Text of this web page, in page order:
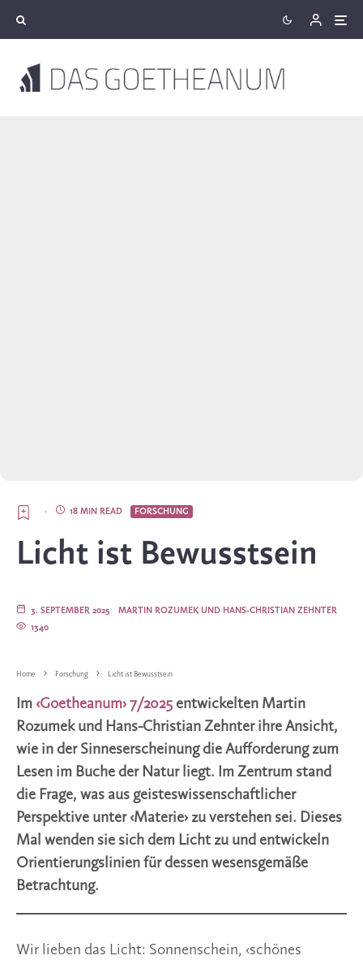
FORSCHUNG
18 MIN READ
·
Licht ist Bewusstsein
MARTIN ROZUMEK UND HANS-CHRISTIAN ZEHNTER
3. SEPTEMBER 2025
1340
Home Forschung Licht ist Bewusstsein
Im ‹Goetheanum› 7/2025 entwickelten Martin
Rozumek und Hans-Christian Zehnter ihre Ansicht,
wie in der Sinneserscheinung die Aufforderung zum
Lesen im Buche der Natur liegt. Im Zentrum stand
die Frage, was aus geisteswissenschaftlicher
Perspektive unter ‹Materie› zu verstehen sei. Dieses
Mal wenden sie sich dem Licht zu und entwickeln
Orientierungslinien für dessen wesensgemäße
Betrachtung.
Wir lieben das Licht: Sonnenschein, ‹schönes